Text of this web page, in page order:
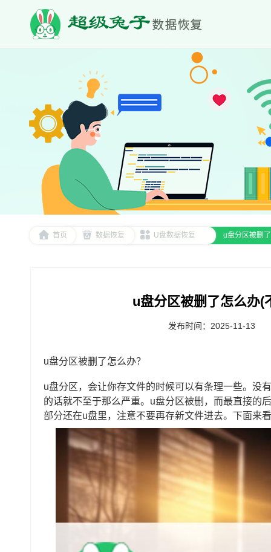
首页 数据恢复 U盘数据恢复 u盘分区被删
u盘分区被删了怎么办(
发布时间：2025-11-13
u盘分区被删了怎么办？
u盘分区，会让你存文件的时候可以有条理一些。没
的话就不至于那么严重。u盘分区被删，而最直接的
部分还在u盘里，注意不要再存新文件进去。下面来